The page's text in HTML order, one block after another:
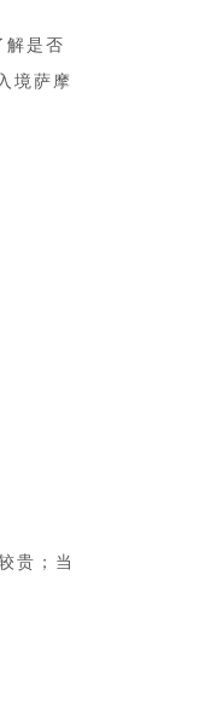
解是否
境萨摩
贵；当